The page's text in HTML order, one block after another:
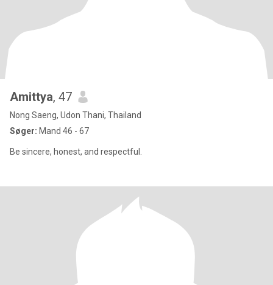
Amittya, 47
Nong Saeng, Udon Thani, Thailand
Søger: Mand 46 - 67
Be sincere, honest, and respectful.